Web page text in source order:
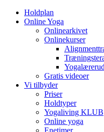
Holdplan
Online Yoga
Onlinearkivet
Onlinekurser
Gratis videoer
Vi tilbyder
Priser
Holdtyper
Yogaliving KLUB
Online yoga
Enetimer